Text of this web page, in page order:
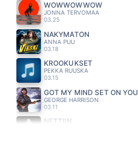
WOWWOWWOW
JONNA TERVOMAA
03.25
NÄKYMÄTÖN
ANNA PUU
03.18
KROOKUKSET
PEKKA RUUSKA
03.15
GOT MY MIND SET ON YOU
GEORGE HARRISON
03.11
NETTIIN